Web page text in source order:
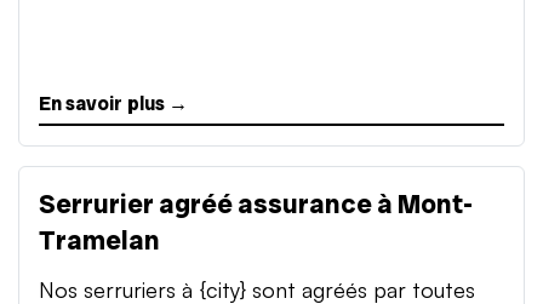
En savoir plus →
Serrurier agréé assurance à Mont-
Tramelan
Nos serruriers à {city} sont agréés par toutes